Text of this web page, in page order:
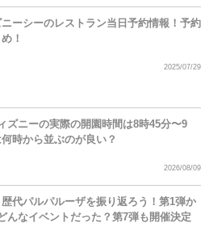
ニーシーのレストラン当日予約情報！予約
！
2025/07/29
ズニーの実際の開園時間は8時45分〜9
時から並ぶのが良い？
2026/08/09
歴代パルパルーザを振り返ろう！第1弾か
んなイベントだった？第7弾も開催決定